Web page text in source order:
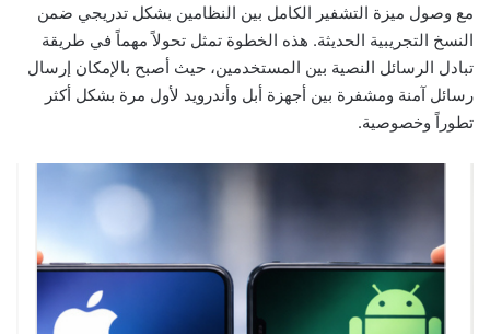
مع وصول ميزة التشفير الكامل بين النظامين بشكل تدريجي ضمن
النسخ التجريبية الحديثة. هذه الخطوة تمثل تحولاً مهماً في طريقة
تبادل الرسائل النصية بين المستخدمين، حيث أصبح بالإمكان إرسال
رسائل آمنة ومشفرة بين أجهزة أبل وأندرويد لأول مرة بشكل أكثر
تطوراً وخصوصية.